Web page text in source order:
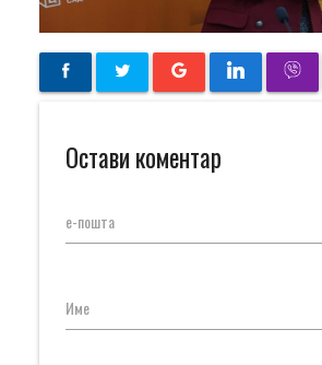
Остави коментар
е-пошта
Име